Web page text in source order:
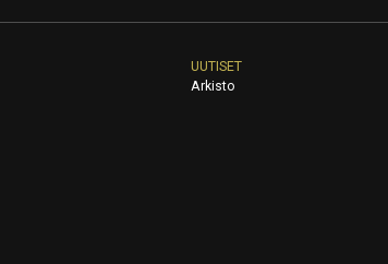
UUTISET
Arkisto